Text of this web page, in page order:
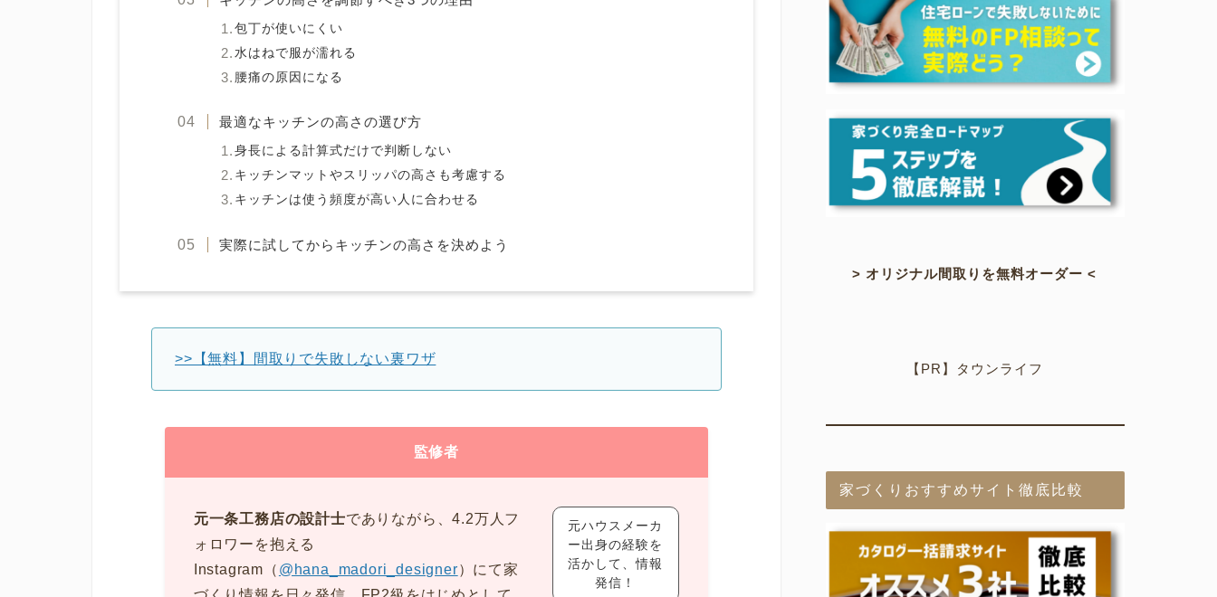
包丁が使いにくい
水はねで服が濡れる
腰痛の原因になる
最適なキッチンの高さの選び方
身長による計算式だけで判断しない
キッチンマットやスリッパの高さも考慮する
キッチンは使う頻度が高い人に合わせる
実際に試してからキッチンの高さを決めよう
>>【無料】間取りで失敗しない裏ワザ
監修者
元一条工務店の設計士でありながら、4.2万人フ
ォロワーを抱える
Instagram（ @hana_madori_designer）にて家
元ハウスメーカ
ー出身の経験を
活かして、情報
発信！
> オリジナル間取りを無料オーダー <
【PR】タウンライフ
家づくりおすすめサイト徹底比較